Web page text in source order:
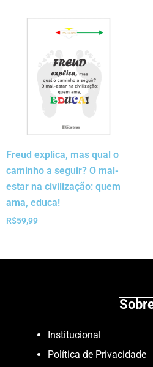
Freud explica, mas qual o
caminho a seguir? O mal-
estar na civilização: quem
ama, educa!
R$59,99
Institucional
Política de Privacidade